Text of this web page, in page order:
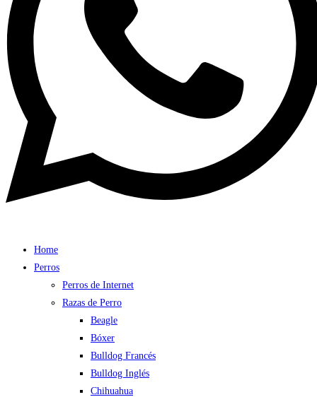
Home
Perros
Perros de Internet
Razas de Perro
Beagle
Bóxer
Bulldog Francés
Bulldog Inglés
Chihuahua